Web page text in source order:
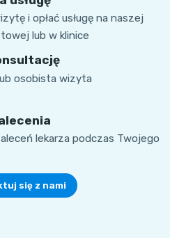
i opłać usługę na naszej
lub w klinice
osobista wizyta
lekarza podczas Twojego
się z nami